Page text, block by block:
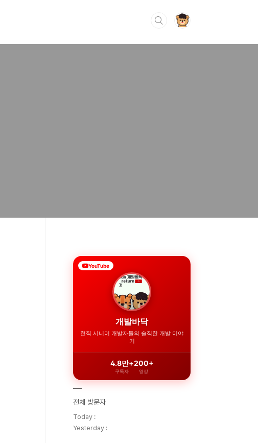
YouTube
개발바닥
현직 시니어 개발자들의 솔직한 개발 이야
기
4.8만+
구독자
200+
영상
전체 방문자
Today :
Yesterday :